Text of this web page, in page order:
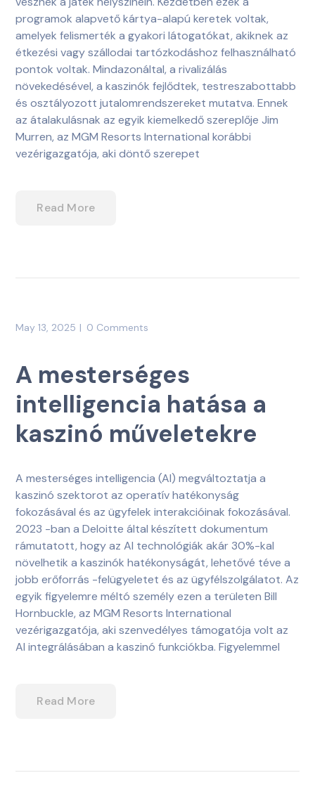
programok alapvető kártya-alapú keretek voltak,
amelyek felismerték a gyakori látogatókat, akiknek az
étkezési vagy szállodai tartózkodáshoz felhasználható
pontok voltak. Mindazonáltal, a rivalizálás
növekedésével, a kaszinók fejlődtek, testreszabottabb
és osztályozott jutalomrendszereket mutatva. Ennek
az átalakulásnak az egyik kiemelkedő szereplője Jim
Murren, az MGM Resorts International korábbi
vezérigazgatója, aki döntő szerepet
Read More
May 13, 2025 0 Comments
A mesterséges
intelligencia hatása a
kaszinó műveletekre
A mesterséges intelligencia (AI) megváltoztatja a
kaszinó szektorot az operatív hatékonyság
fokozásával és az ügyfelek interakcióinak fokozásával.
2023 -ban a Deloitte által készített dokumentum
rámutatott, hogy az AI technológiák akár 30%-kal
növelhetik a kaszinók hatékonyságát, lehetővé téve a
jobb erőforrás -felügyeletet és az ügyfélszolgálatot. Az
egyik figyelemre méltó személy ezen a területen Bill
Hornbuckle, az MGM Resorts International
vezérigazgatója, aki szenvedélyes támogatója volt az
AI integrálásában a kaszinó funkciókba. Figyelemmel
Read More